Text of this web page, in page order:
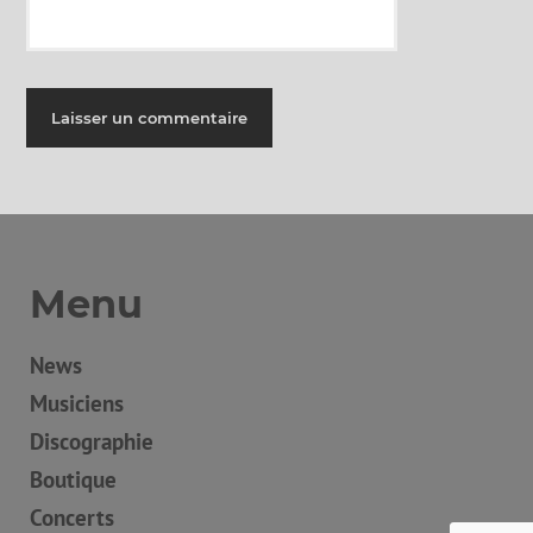
Menu
News
Musiciens
Discographie
Boutique
Concerts